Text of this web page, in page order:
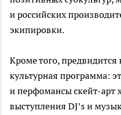
и российских
экипировки.
Кроме того,
культурная программа:
и перфомансы скейт-арт
выступления DJ’s и